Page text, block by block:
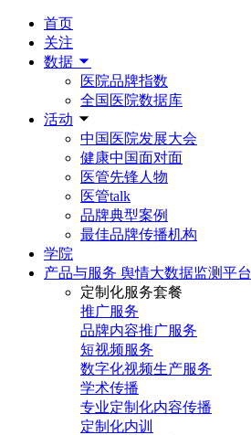
首页
关注
数据
医院品牌指数
全国医院数据库
活动
中国医院发展大会
健康中国面对面
医管先锋人物
医管talk
品牌典型案例
最佳品牌传播机构
学院
产品与服务 舆情大数据监测平台
定制化服务套餐
推广服务
品牌内容推广服务
短视频服务
数字化视频生产服务
学术传播
专业定制化内容传播
定制化内训